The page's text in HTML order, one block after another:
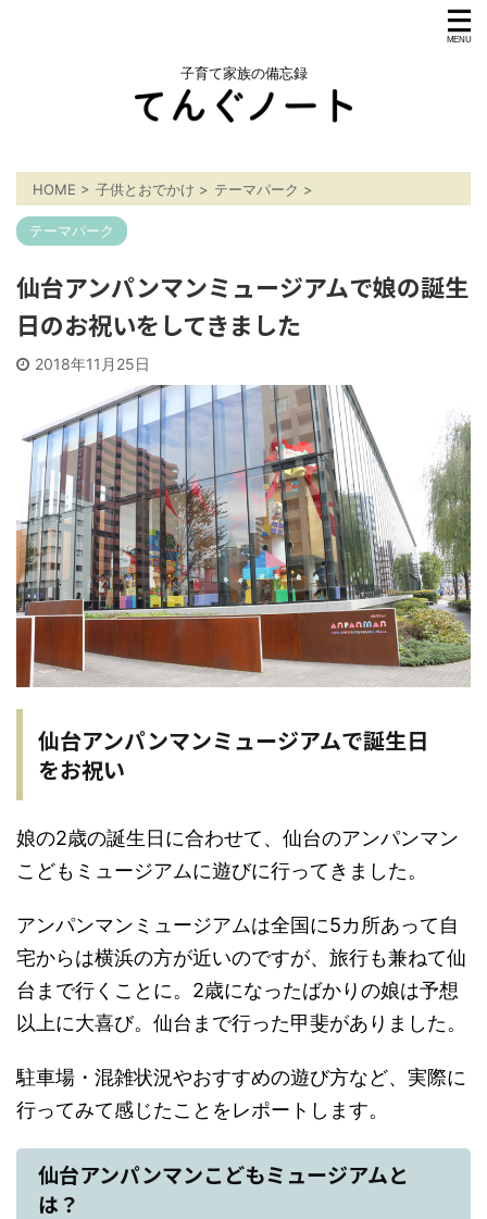
子育て家族の備忘録
HOME > 子供とおでかけ > テーマパーク >
テーマパーク
仙台アンパンマンミュージアムで娘の誕生
日のお祝いをしてきました
2018年11月25日
仙台アンパンマンミュージアムで誕生日
をお祝い
娘の2歳の誕生日に合わせて、仙台のアンパンマン
こどもミュージアムに遊びに行ってきました。
アンパンマンミュージアムは全国に5カ所あって自
宅からは横浜の方が近いのですが、旅行も兼ねて仙
台まで行くことに。2歳になったばかりの娘は予想
以上に大喜び。仙台まで行った甲斐がありました。
駐車場・混雑状況やおすすめの遊び方など、実際に
行ってみて感じたことをレポートします。
仙台アンパンマンこどもミュージアムと
は？